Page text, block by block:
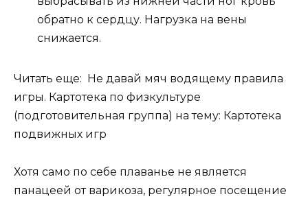
обратно к сердцу. Нагрузка на вены
снижается.
Читать еще: Не давай мяч водящему правила
игры. Картотека по физкультуре
(подготовительная группа) на тему: Картотека
подвижных игр
Хотя само по себе плаванье не является
панацеей от варикоза, регулярное посещение